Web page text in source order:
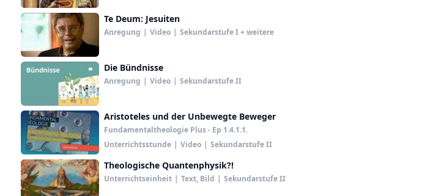
Te Deum: Jesuiten
Anregung | Video | Sekundarstufe I + weitere
Die Bündnisse
Anregung | Video | Sekundarstufe II
Aristoteles und der Unbewegte Beweger
Fundamentaltheologie Plus - Ep 1.4.1.1.
Unterrichtsstunde | Video | Sekundarstufe II
Theologische Quantenphysik?!
Unterrichtseinheit | Text, Bild | Sekundarstufe II